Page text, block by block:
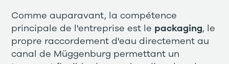
Comme auparavant, la compétence
principale de l'entreprise est le packaging, le
propre raccordement d'eau directement au
canal de Müggenburg permettant un